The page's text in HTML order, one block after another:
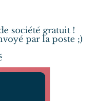
société gratuit !
par la poste ;)